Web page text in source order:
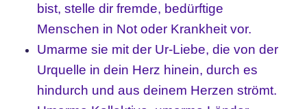
bist, stelle dir fremde, bedürftige
Menschen in Not oder Krankheit vor.
Umarme sie mit der Ur-Liebe, die von der
Urquelle in dein Herz hinein, durch es
hindurch und aus deinem Herzen strömt.